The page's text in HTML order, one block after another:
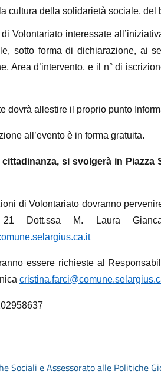
cultura della solidarietà sociale,
Volontariato interessate
sotto forma di dichiarazione, ai
Area d’intervento, e il n° di
dovrà allestire il proprio punto
all’evento è in forma gratuita.
cittadinanza, si svolgerà in Piazza
di Volontariato dovranno
21 Dott.ssa M. Laura
essere richieste al
Sociali e Assessorato alle Politiche